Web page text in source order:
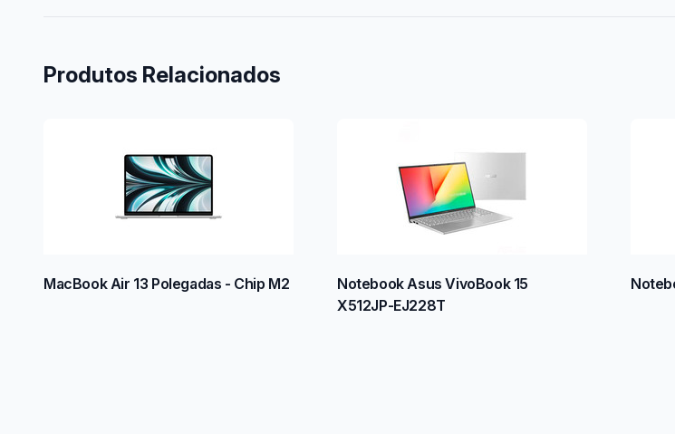
Produtos Relacionados
MacBook Air 13 Polegadas - Chip M2
Notebook Asus VivoBook 15
X512JP-EJ228T